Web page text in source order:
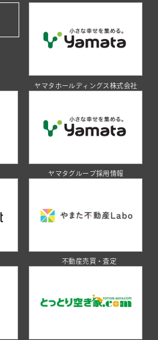
ヤマタホールディングス株式会社
ヤマタグループ採用情報
不動産売買・査定